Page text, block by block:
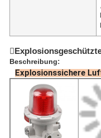
Beschreibung:
Explosionssichere